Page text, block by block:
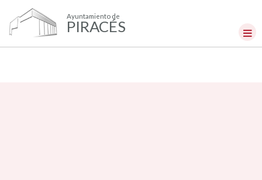
Ayuntamiento de
PIRACÉS